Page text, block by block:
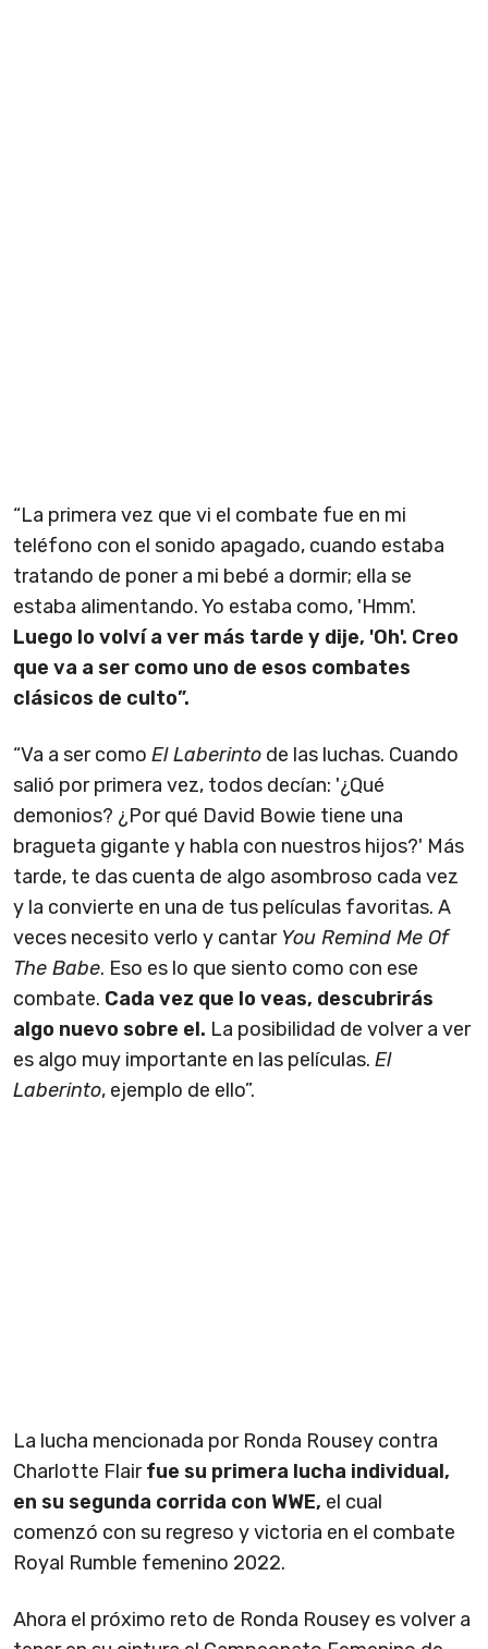
“La primera vez que vi el combate fue en mi
teléfono con el sonido apagado, cuando estaba
tratando de poner a mi bebé a dormir; ella se
estaba alimentando. Yo estaba como, 'Hmm'.
Luego lo volví a ver más tarde y dije, 'Oh'. Creo
que va a ser como uno de esos combates
clásicos de culto”.
“Va a ser como El Laberinto de las luchas. Cuando
salió por primera vez, todos decían: '¿Qué
demonios? ¿Por qué David Bowie tiene una
bragueta gigante y habla con nuestros hijos?' Más
tarde, te das cuenta de algo asombroso cada vez
y la convierte en una de tus películas favoritas. A
veces necesito verlo y cantar You Remind Me Of
The Babe. Eso es lo que siento como con ese
combate. Cada vez que lo veas, descubrirás
algo nuevo sobre el. La posibilidad de volver a ver
es algo muy importante en las películas. El
Laberinto, ejemplo de ello”.
La lucha mencionada por Ronda Rousey contra
Charlotte Flairfue su primera lucha individual,
en su segunda corrida con WWE, el cual
comenzó con su regreso y victoria en el combate
Royal Rumble femenino 2022.
Ahora el próximo reto de Ronda Rousey es volver a